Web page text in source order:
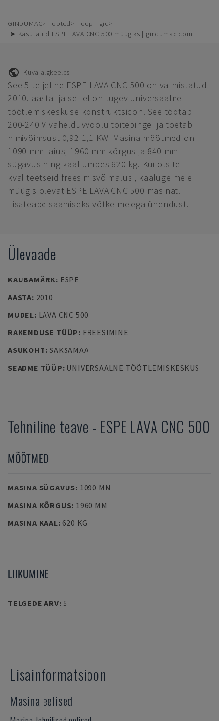
GINDUMAC Tooted
Tööpingid
➤ Kasutatud ESPE LAVA CNC 500 müügiks | gindumac.com
Kuva algkeeles
See 5-teljeline ESPE LAVA CNC 500 on valmistatud
2010. aastal ja sellel on tugev universaalne
töötlemiskeskuse konstruktsioon. See töötab
200-240 V vahelduvvoolu toitepingel ja toetab
nimivõimsust 0,92-1,1 KW. Masina mõõtmed on
1090 mm laius, 1960 mm kõrgus ja 840 mm
sügavus ning kaal umbes 620 kg. Kui otsite
kvaliteetseid freesimisvõimalusi, kaaluge meie
müügis olevat ESPE LAVA CNC 500 masinat.
Lisateabe saamiseks võtke meiega ühendust.
Ülevaade
KAUBAMÄRK: ESPE
AASTA: 2010
MUDEL: LAVA CNC 500
RAKENDUSE TÜÜP: FREESIMINE
ASUKOHT:SAKSAMAA
SEADME TÜÜP: UNIVERSAALNE TÖÖTLEMISKESKUS
Tehniline teave - ESPE LAVA CNC 500
MÕÕTMED
MASINA SÜGAVUS: 1090 MM
MASINA KÕRGUS: 1960 MM
MASINA KAAL: 620 KG
LIIKUMINE
TELGEDE ARV:5
Lisainformatsioon
Masina eelised